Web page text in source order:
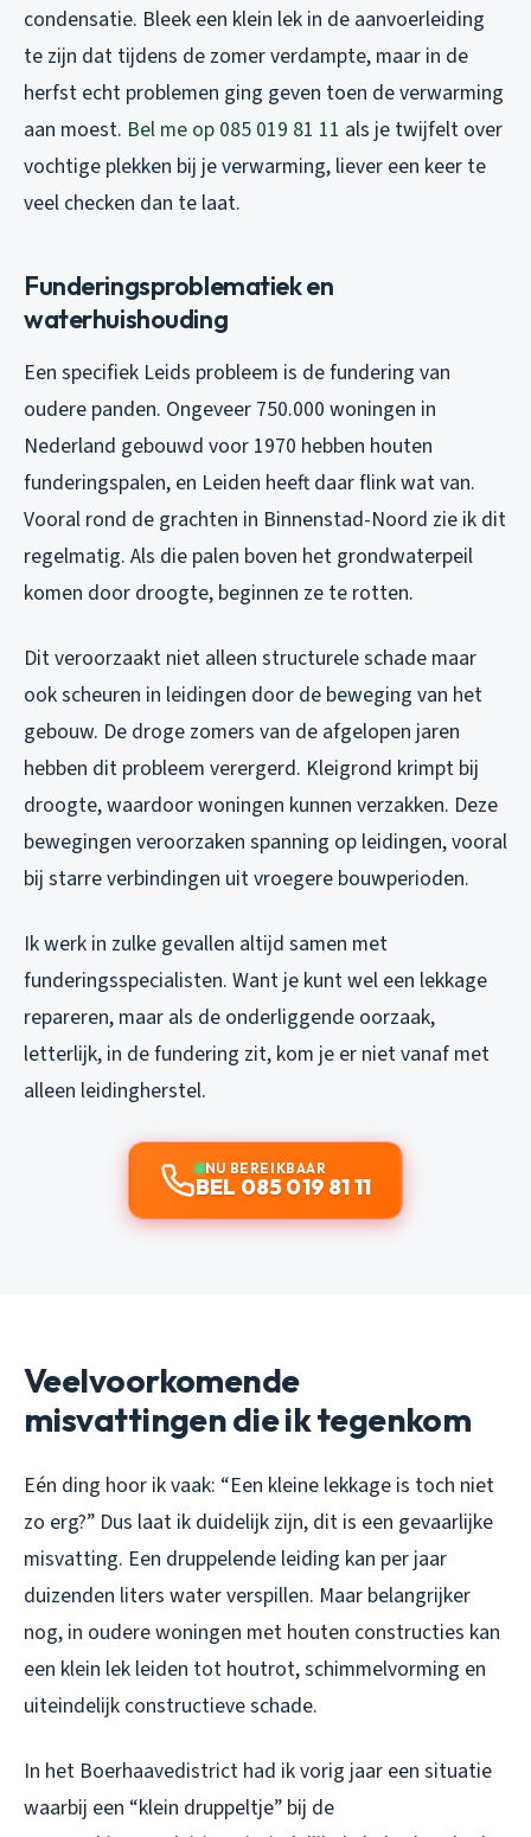
condensatie. Bleek een klein lek in de aanvoerleiding
te zijn dat tijdens de zomer verdampte, maar in de
herfst echt problemen ging geven toen de verwarming
aan moest. Bel me op 085 019 81 11 als je twijfelt over
vochtige plekken bij je verwarming, liever een keer te
veel checken dan te laat.
Funderingsproblematiek en
waterhuishouding
Een specifiek Leids probleem is de fundering van
oudere panden. Ongeveer 750.000 woningen in
Nederland gebouwd voor 1970 hebben houten
funderingspalen, en Leiden heeft daar flink wat van.
Vooral rond de grachten in Binnenstad-Noord zie ik dit
regelmatig. Als die palen boven het grondwaterpeil
komen door droogte, beginnen ze te rotten.
Dit veroorzaakt niet alleen structurele schade maar
ook scheuren in leidingen door de beweging van het
gebouw. De droge zomers van de afgelopen jaren
hebben dit probleem verergerd. Kleigrond krimpt bij
droogte, waardoor woningen kunnen verzakken. Deze
bewegingen veroorzaken spanning op leidingen, vooral
bij starre verbindingen uit vroegere bouwperioden.
Ik werk in zulke gevallen altijd samen met
funderingsspecialisten. Want je kunt wel een lekkage
repareren, maar als de onderliggende oorzaak,
letterlijk, in de fundering zit, kom je er niet vanaf met
alleen leidingherstel.
NU BEREIKBAAR
BEL 085 019 81 11
Veelvoorkomende
misvattingen die ik tegenkom
Eén ding hoor ik vaak: “Een kleine lekkage is toch niet
zo erg?” Dus laat ik duidelijk zijn, dit is een gevaarlijke
misvatting. Een druppelende leiding kan per jaar
duizenden liters water verspillen. Maar belangrijker
nog, in oudere woningen met houten constructies kan
een klein lek leiden tot houtrot, schimmelvorming en
uiteindelijk constructieve schade.
In het Boerhaavedistrict had ik vorig jaar een situatie
waarbij een “klein druppeltje” bij de